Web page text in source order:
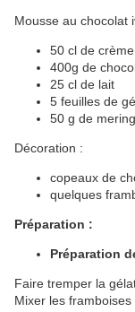
Mousse au chocolat
50 cl de
400g de
25 cl de lait
5 feuilles de
50 g de
Décoration :
copeaux de
quelques
Préparation :
Préparation
Faire tremper la
Mixer les